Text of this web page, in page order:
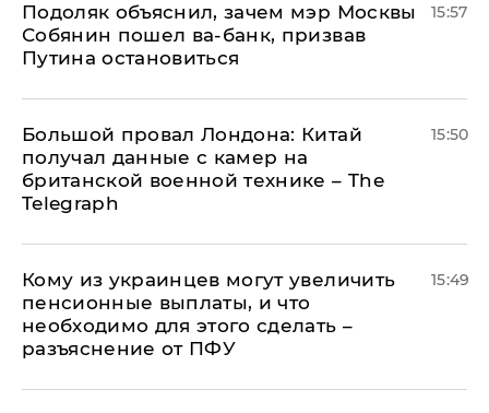
Подоляк объяснил, зачем мэр Москвы
Собянин пошел ва-банк, призвав
Путина остановиться
15:57
Большой провал Лондона: Китай
получал данные с камер на
британской военной технике – The
Telegraph
15:50
Кому из украинцев могут увеличить
пенсионные выплаты, и что
необходимо для этого сделать –
разъяснение от ПФУ
15:49